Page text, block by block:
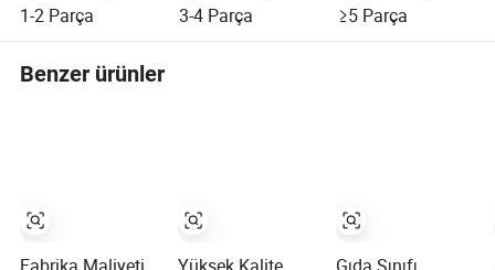
1-2 Parça 3-4Parça ≥5Parça
Benzer ürünler